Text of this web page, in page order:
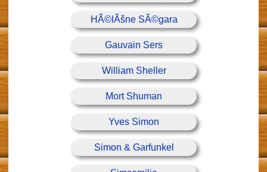
HÃ©lÃšne SÃ©gara
Gauvain Sers
William Sheller
Mort Shuman
Yves Simon
Simon & Garfunkel